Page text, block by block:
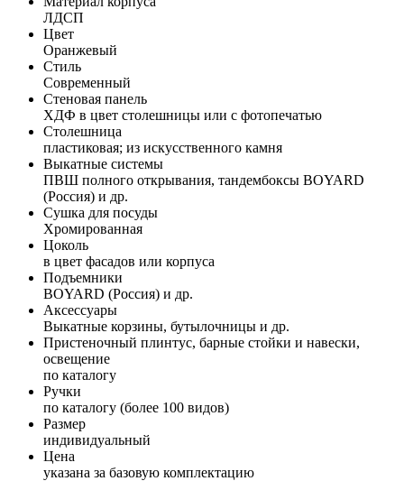
ЛДСП
Цвет
Оранжевый
Стиль
Современный
Стеновая панель
ХДФ в цвет столешницы или с фотопечатью
Столешница
пластиковая; из искусственного камня
Выкатные системы
ПВШ полного открывания, тандембоксы BOYARD
(Россия) и др.
Сушка для посуды
Хромированная
Цоколь
в цвет фасадов или корпуса
Подъемники
BOYARD (Россия) и др.
Аксессуары
Выкатные корзины, бутылочницы и др.
Пристеночный плинтус, барные стойки и навески,
освещение
по каталогу
Ручки
по каталогу (более 100 видов)
Размер
индивидуальный
Цена
указана за базовую комплектацию